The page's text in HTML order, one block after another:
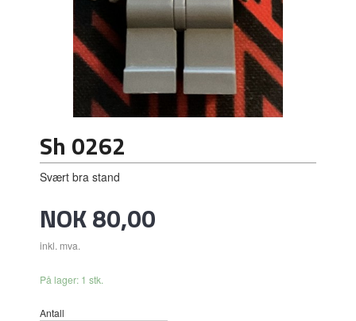
Sh 0262
Svært bra stand
Pris
NOK80,00
inkl. mva.
På lager: 1 stk.
Antall